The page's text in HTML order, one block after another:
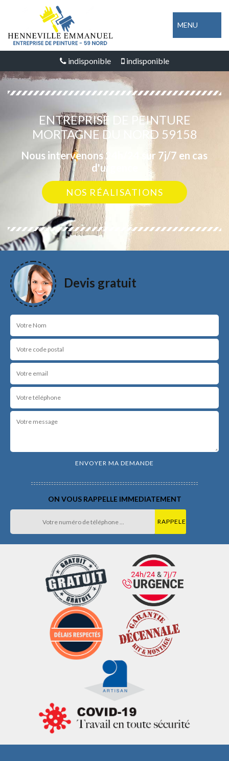
MENU
indisponible indisponible
ENTREPRISE DE PEINTURE
MORTAGNE DU NORD 59158
Nous intervenons 24h/24 sur 7j/7 en cas
d'urgence
NOS RÉALISATIONS
Devis gratuit
ON VOUS RAPPELLE IMMEDIATEMENT